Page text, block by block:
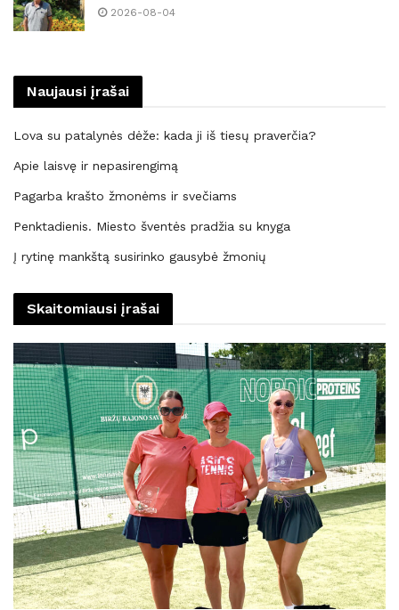
2026-08-04
Naujausi įrašai
Lova su patalynės dėže: kada ji iš tiesų praverčia?
Apie laisvę ir nepasirengimą
Pagarba krašto žmonėms ir svečiams
Penktadienis. Miesto šventės pradžia su knyga
Į rytinę mankštą susirinko gausybė žmonių
Skaitomiausi įrašai